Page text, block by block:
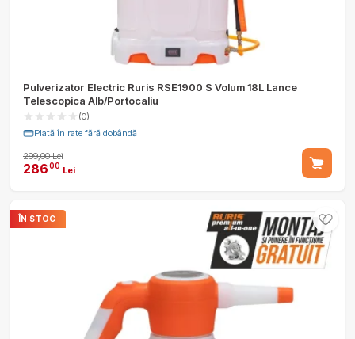
Pulverizator Electric Ruris RSE1900 S Volum 18L Lance
Telescopica Alb/Portocaliu
(0)
Plată în rate fără dobândă
299,00 Lei
28600 Lei
ÎN STOC